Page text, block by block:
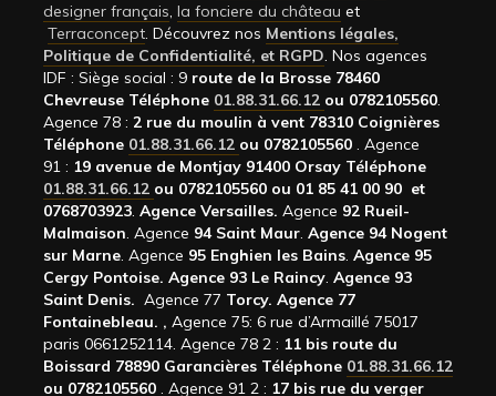
designer français, la fonciere du château et
Terraconcept. Découvrez nos Mentions légales,
Politique de Confidentialité, et RGPD. Nos agences
IDF : Siège social : 9 route de la Brosse 78460
Chevreuse Téléphone 01.88.31.66.12 ou 0782105560.
Agence 78 : 2 rue du moulin à vent 78310 Coignières
Téléphone 01.88.31.66.12 ou 0782105560 . Agence
91 : 19 avenue de Montjay 91400 Orsay Téléphone
01.88.31.66.12 ou 0782105560 ou 01 85 41 00 90 et
0768703923. Agence Versailles. Agence 92 Rueil-
Malmaison. Agence 94 Saint Maur. Agence 94 Nogent
sur Marne. Agence 95 Enghien les Bains. Agence 95
Cergy Pontoise. Agence 93 Le Raincy. Agence 93
Saint Denis. Agence 77 Torcy. Agence 77
Fontainebleau. , Agence 75: 6 rue d’Armaillé 75017
paris 0661252114. Agence 78 2 : 11 bis route du
Boissard 78890 Garancières Téléphone 01.88.31.66.12
ou 0782105560 . Agence 91 2 : 17 bis rue du verger